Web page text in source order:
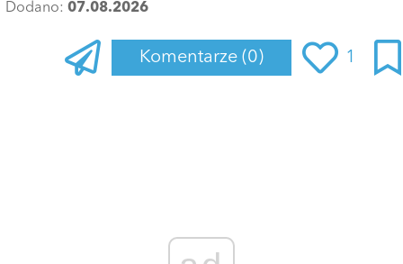
Dodano: 07.08.2026
Komentarze (0) 1